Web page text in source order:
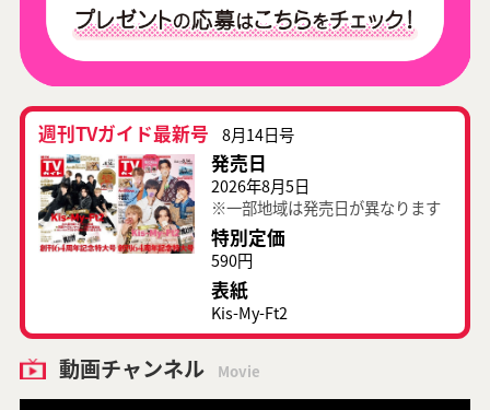
週刊TVガイド最新号 8月14日号
発売日
2026年8月5日
※一部地域は発売日が異なります
特別定価
590円
表紙
Kis-My-Ft2
動画チャンネル Movie